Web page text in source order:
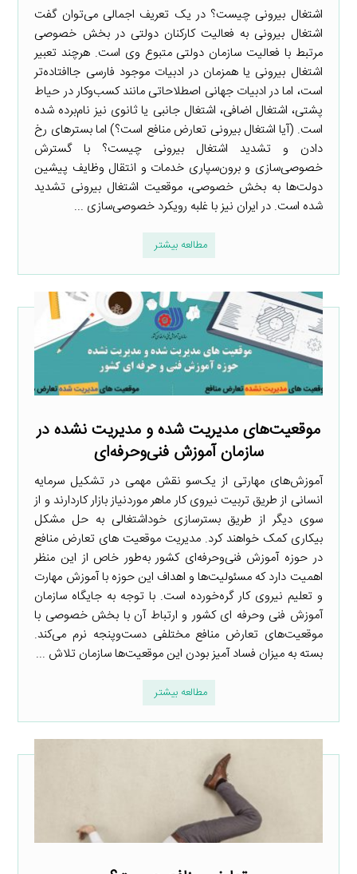
اشتغال بیرونی چیست؟ در یک تعریف اجمالی می‌توان گفت
اشتغال بیرونی به فعالیت کارکنان دولتی در بخش خصوصی
مرتبط با فعالیت سازمان دولتی متبوع وی است. هرچند تعبیر
اشتغال بیرونی یا همزمان در ادبیات موجود فارسی جاافتاده‌تر
است، اما در ادبیات جهانی اصطلاحاتی مانند کسب‌وکار در حیاط
پشتی، اشتغال اضافی، اشتغال جانبی یا ثانوی نیز نام‌برده شده
است. (آیا اشتغال بیرونی تعارض منافع است؟) اما بسترهای رخ
دادن و تشدید اشتغال بیرونی چیست؟ با گسترش
خصوصی‌سازی و برون‌سپاری خدمات و انتقال وظایف پیشین
دولت‌ها به بخش خصوصی، موقعیت اشتغال بیرونی تشدید
شده است. در ایران نیز با غلبه رویکرد خصوصی‌سازی ...
مطالعه بیشتر
موقعیت‌های مدیریت شده و مدیریت نشده در
سازمان آموزش فنی‌وحرفه‌ای
آموزش‌های مهارتی از یک‌سو نقش مهمی در تشکیل سرمایه
انسانی از طریق تربیت نیروی کار ماهر موردنیاز بازار کاردارند و از
سوی دیگر از طریق بسترسازی خوداشتغالی به حل مشکل
بیکاری کمک خواهند کرد. مدیریت موقعیت های تعارض منافع
در حوزه آموزش فنی‌وحرفه‌ای کشور به‌طور خاص از این منظر
اهمیت دارد که مسئولیت‌ها و اهداف این حوزه با آموزش مهارت
و تعلیم نیروی کار گره‌خورده است. با توجه به جایگاه سازمان
آموزش فنی وحرفه ای کشور و ارتباط آن با بخش خصوصی با
موقعیت‌های تعارض منافع مختلفی دست‌وپنجه نرم می‌کند.
بسته به میزان فساد آمیز بودن این موقعیت‌ها سازمان تلاش ...
مطالعه بیشتر